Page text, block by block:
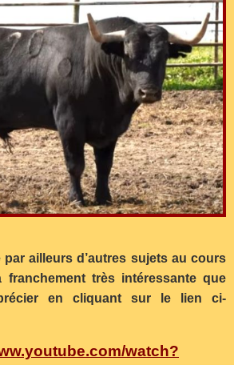
par ailleurs d’autres sujets au cours
franchement très intéressante que
en cliquant sur le lien ci-
watch?